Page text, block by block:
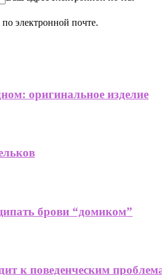
электронной почте.
оригинальное изделие
брови “домиком”
к поведенческим